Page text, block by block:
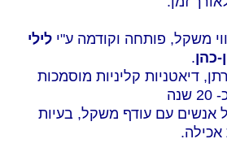
משקל, פותחה וקודמה ע"י לילי
כהן.
דיאטניות קליניות מוסמכות
אנשים עם עודף משקל, בעיות
אכילה.